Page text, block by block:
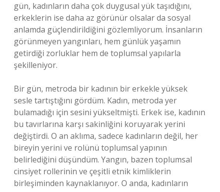
gün, kadınların daha çok duygusal yük taşıdığını,
erkeklerin ise daha az görünür olsalar da sosyal
anlamda güçlendirildiğini gözlemliyorum. İnsanların
görünmeyen yangınları, hem günlük yaşamın
getirdiği zorluklar hem de toplumsal yapılarla
şekilleniyor.
Bir gün, metroda bir kadının bir erkekle yüksek
sesle tartıştığını gördüm. Kadın, metroda yer
bulamadığı için sesini yükseltmişti. Erkek ise, kadının
bu tavırlarına karşı sakinliğini koruyarak yerini
değiştirdi. O an aklıma, sadece kadınların değil, her
bireyin yerini ve rolünü toplumsal yapının
belirlediğini düşündüm. Yangın, bazen toplumsal
cinsiyet rollerinin ve çeşitli etnik kimliklerin
birleşiminden kaynaklanıyor. O anda, kadınların